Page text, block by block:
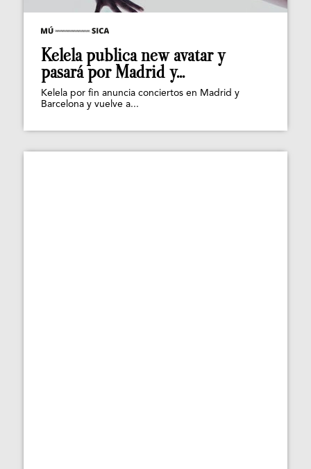
Kelela publica new avatar y
pasará por Madrid y...
Kelela por fin anuncia conciertos en Madrid y
Barcelona y vuelve a...